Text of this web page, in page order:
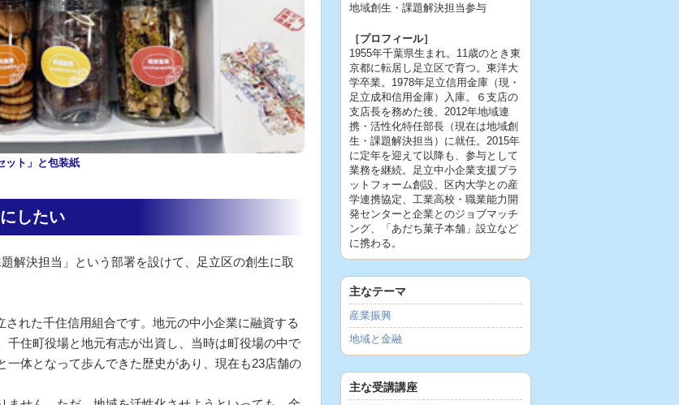
ット」と包装紙
したい
解決担当」という部署を設けて、足立区の創生に取
れた千住信用組合です。地元の中小企業に融資する
千住町役場と地元有志が出資し、当時は町役場の中で
体となって歩んできた歴史があり、現在も23店舗の
地域創生・課題解決担当参与
［プロフィール］
1955年千葉県生まれ。11歳のとき東
京都に転居し足立区で育つ。東洋大
学卒業。1978年足立信用金庫（現・
足立成和信用金庫）入庫。６支店の
支店長を務めた後、2012年地域連
携・活性化特任部長（現在は地域創
生・課題解決担当）に就任。2015年
に定年を迎えて以降も、参与として
業務を継続。足立中小企業支援プラ
ットフォーム創設、区内大学との産
学連携協定、工業高校・職業能力開
発センターと企業とのジョブマッチ
ング、「あだち菓子本舗」設立など
に携わる。
主なテーマ
産業振興
地域と金融
主な受講講座